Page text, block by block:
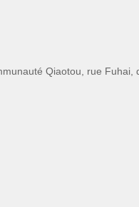
Qiaotou, rue